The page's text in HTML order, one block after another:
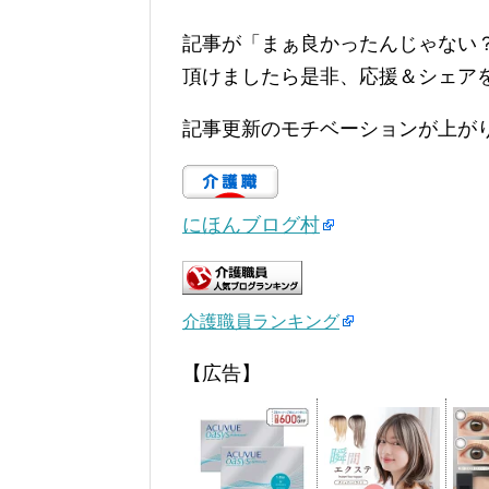
記事が「まぁ良かったんじゃない
頂けましたら是非、応援＆シェア
記事更新のモチベーションが上が
にほんブログ村
介護職員ランキング
【広告】